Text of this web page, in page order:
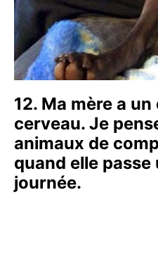
12. Ma mère a
cerveau. Je
animaux de
quand elle passe
journée.